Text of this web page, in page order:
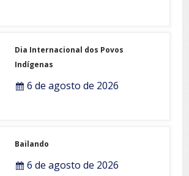
Dia Internacional dos Povos
Indígenas
6 de agosto de 2026
Bailando
6 de agosto de 2026